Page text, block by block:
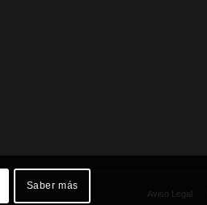
Aviso Legal
Saber más